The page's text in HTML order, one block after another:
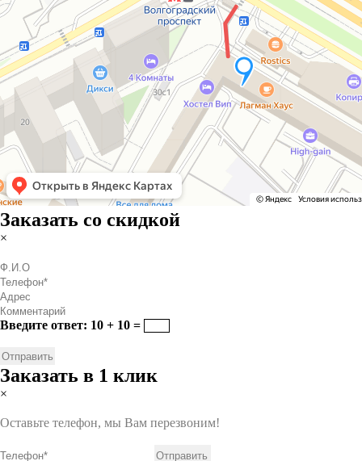
Заказать со скидкой
×
Введите ответ: 10 + 10 =
Заказать в 1 клик
×
Оставьте телефон, мы Вам перезвоним!